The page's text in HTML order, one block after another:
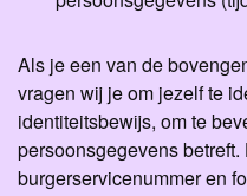
Als je een van de
vragen wij je om jezelf te
identiteitsbewijs, om te
persoonsgegevens
burgerservicenummer en